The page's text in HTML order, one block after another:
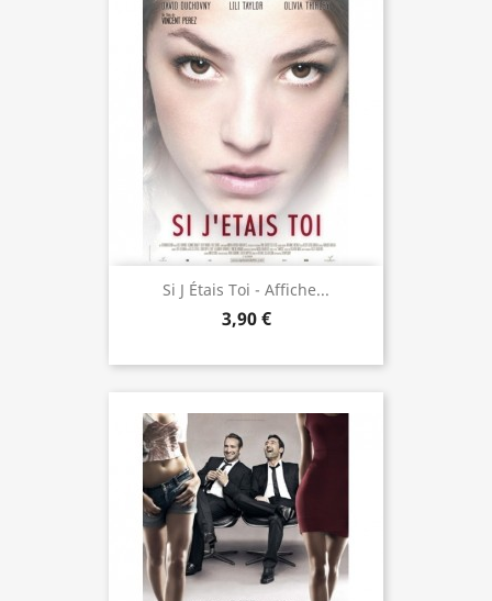
Si J Étais Toi - Affiche...
3,90 €